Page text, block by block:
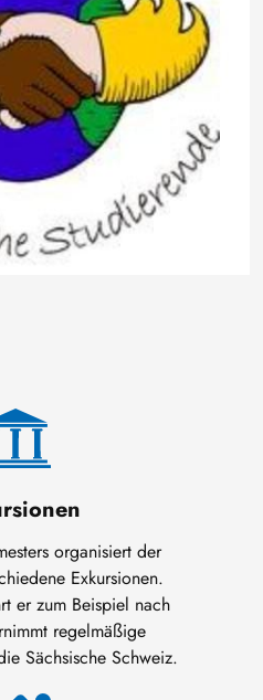
organisiert der
Exkursionen.
er zum Beispiel nach
regelmäßige
Sächsische Schweiz.